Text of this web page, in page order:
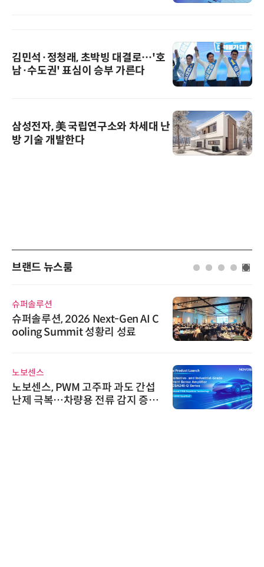
김민석·정청래, 초박빙 대결로…'호
남·수도권' 표심이 승부 가른다
삼성전자, 美 국립연구소와 차세대 난
방 기술 개발한다
브랜드 뉴스룸
시큐어링크, 중소기업기술정보진
흥원 AI 초격차 R&D 사업 최종 선
디에스앤지, 'AI EXPO KOREA 20
26' 참가 성료… AI 전 생애주기 아
우르는 통합 솔루션 선봬